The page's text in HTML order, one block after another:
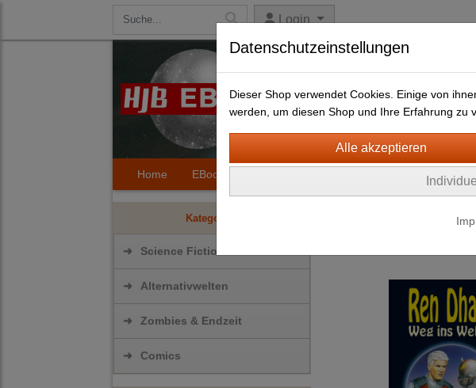
Login
Home EBooks HJB Bücher
Kategorien
➜ Science Fiction
➜ Alternativwelten
➜ Zombies & Endzeit
➜ Comics
Ren Dhark : Weg ins
Datenschutzeinstellungen
Dieser Shop verwendet Cookies. Einige von
werden, um diesen Shop und Ihre Erfahrung zu